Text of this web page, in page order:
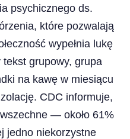
psychicznego ds.
które pozwalają
wypełnia lukę
grupowy, grupa
na kawę w miesiącu
CDC informuje,
— około 61%
jedno niekorzystne